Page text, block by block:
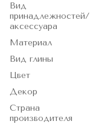
Вид
принадлежностей/
аксессуара
Материал
Вид глины
Цвет
Декор
Страна
производителя